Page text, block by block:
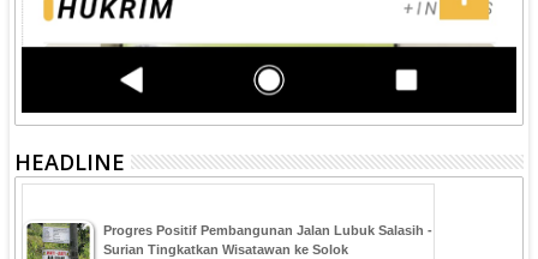
HEADLINE
Progres Positif Pembangunan Jalan Lubuk Salasih -
Surian Tingkatkan Wisatawan ke Solok